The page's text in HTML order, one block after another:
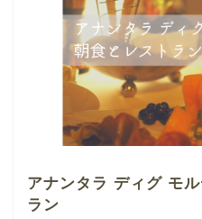
アナンタラ ディグ モ
ラン